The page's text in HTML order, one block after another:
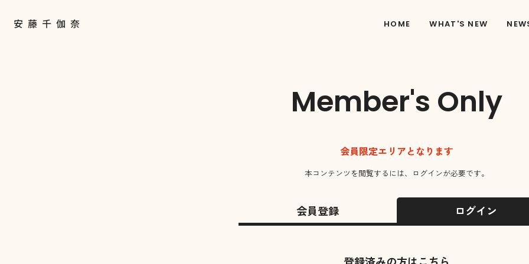
HOME WHAT'S NEW
Member's Only
会員限定エリアとなります
本コンテンツを閲覧するには、ログインが必要です。
会員登録 ログイン